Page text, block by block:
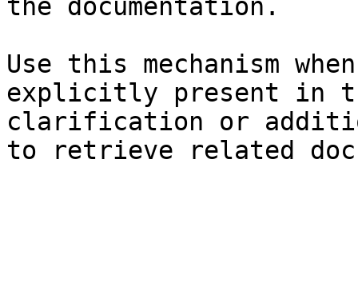
the documentation.
Use this mechanism
explicitly present in
clarification or